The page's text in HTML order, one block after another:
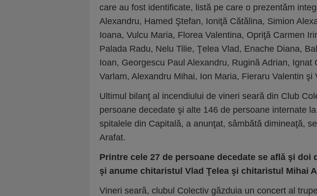
care au fost identificate, listă pe care o prezentăm
Alexandru, Hamed Ştefan, Ioniţă Cătălina, Simion
Ioana, Vulcu Maria, Florea Valentina, Opriţă Carmen
Palada Radu, Nelu Tilie, Ţelea Vlad, Enache Diana,
Ioan, Georgescu Paul Alexandru, Rugină Adrian, Ignat
Varlam, Alexandru Mihai, Ion Maria, Fieraru Valentin şi
Ultimul bilanţ al incendiului de vineri seară din Club
persoane decedate şi alte 146 de persoane internate
spitalele din Capitală, a anunţat, sâmbătă dimineaţă,
Arafat.
Printre cele 27 de persoane decedate se află şi doi
şi anume chitaristul Vlad Ţelea şi chitaristul Mihai
Vineri seară, clubul Colectiv găzduia un concert al